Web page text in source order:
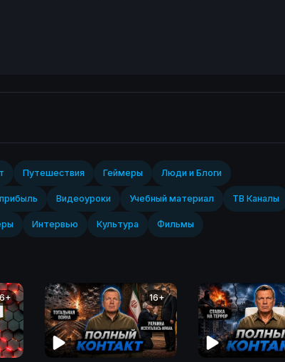
Путешествия Геймеры Люди и Блоги
Видеоуроки Учебный материал ТВ Каналы
Интервью Культура Фильмы
16+